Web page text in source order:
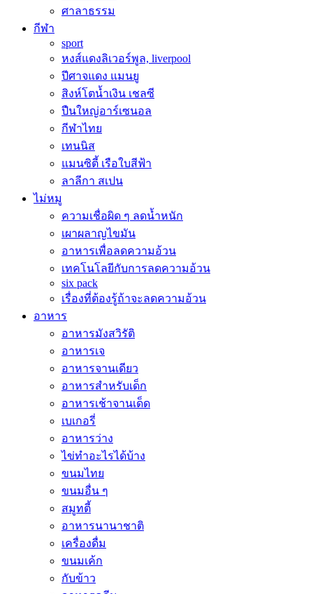
ศาลาธรรม
กีฬา
sport
หงส์แดงลิเวอร์พูล, liverpool
ปีศาจแดง แมนยู
สิงห์โตน้ำเงิน เชลซี
ปืนใหญ่อาร์เซนอล
กีฬาไทย
เทนนิส
แมนซิตี้ เรือใบสีฟ้า
ลาลีกา สเปน
ไม่หมู
ความเชื่อผิด ๆ ลดน้ำหนัก
เผาผลาญไขมัน
อาหารเพื่อลดความอ้วน
เทคโนโลยีกับการลดความอ้วน
six pack
เรื่องที่ต้องรู้ถ้าจะลดความอ้วน
อาหาร
อาหารมังสวิรัติ
อาหารเจ
อาหารจานเดียว
อาหารสำหรับเด็ก
อาหารเช้าจานเด็ด
เบเกอรี่
อาหารว่าง
ไข่ทำอะไรได้บ้าง
ขนมไทย
ขนมอื่น ๆ
สมูทตี้
อาหารนานาชาติ
เครื่องดื่ม
ขนมเค้ก
กับข้าว